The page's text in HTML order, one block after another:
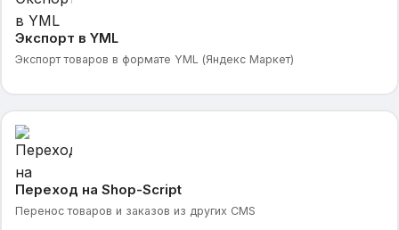
Экспорт в YML
Экспорт товаров в формате YML (Яндекс Маркет)
Переход на Shop-Script
Перенос товаров и заказов из других CMS